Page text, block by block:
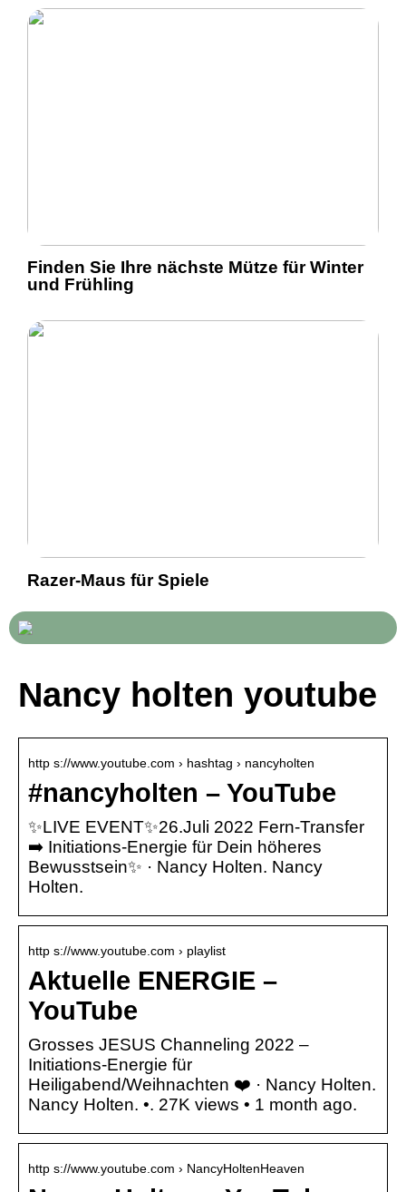
Finden Sie Ihre nächste Mütze für Winter
und Frühling
Razer-Maus für Spiele
Nancy holten youtube
http s://www.youtube.com › hashtag › nancyholten
#nancyholten – YouTube
✨️LIVE EVENT✨️26.Juli 2022 Fern-Transfer
➡️ Initiations-Energie für Dein höheres
Bewusstsein✨️ · Nancy Holten. Nancy
Holten.
http s://www.youtube.com › playlist
Aktuelle ENERGIE –
YouTube
Grosses JESUS Channeling 2022 –
Initiations-Energie für
Heiligabend/Weihnachten ❤️ · Nancy Holten.
Nancy Holten. •. 27K views • 1 month ago.
http s://www.youtube.com › NancyHoltenHeaven